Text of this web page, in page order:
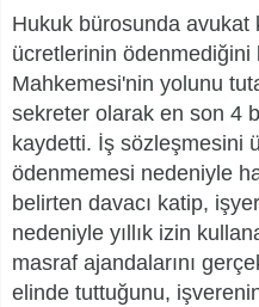
Hukuk bürosunda avukat
ücretlerinin
Mahkemesi'nin yolunu
sekreter olarak en son 4
kaydetti. İş sözleşmesini
ödenmemesi nedeniyle
belirten davacı katip,
nedeniyle yıllık izin
masraf ajandalarını
elinde tuttuğunu,